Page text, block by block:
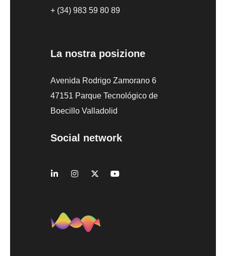
+ (34) 983 59 80 89
La nostra posizione
Avenida Rodrigo Zamorano 6
47151 Parque Tecnológico de
Boecillo Valladolid
Social network